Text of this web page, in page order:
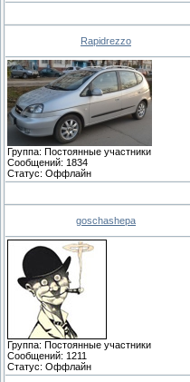
Rapidrezzo
Группа: Постоянные участники
Сообщений: 1834
Статус: Оффлайн
goschashepa
Группа: Постоянные участники
Сообщений: 1211
Статус: Оффлайн